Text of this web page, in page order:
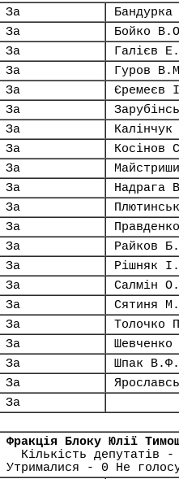
За
За Бойко
За Галієв
За Гуров
За Єремеєв
За
За
За Косінов
За
За Надрага
За
За
За Райков
За Рішняк
За Салмін
За Сятиня
За Толочко
За
За Шпак В.Ф.
За
За
Фракція Блоку Юлії
Кількість депутатів -
- 0 Не